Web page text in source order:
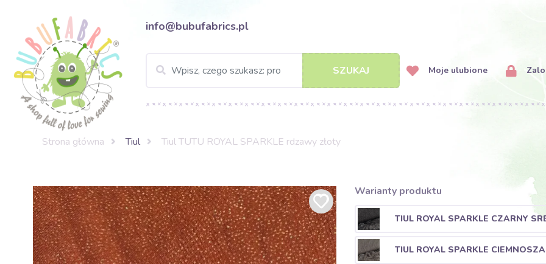
info@bubufabrics.pl
SZUKAJ Moje ulubione
Strona główna Tiul Tiul TUTU ROYAL SPARKLE rdzawy złoty
Warianty produktu
TIUL ROYAL SPARKLE CZARNY
TIUL ROYAL SPARKLE